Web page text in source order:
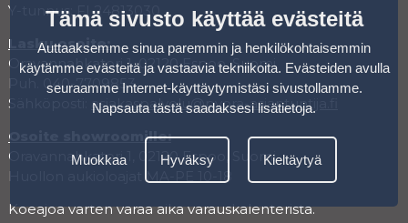
Y-tunnus: FI 24813030
Lasku osoite:
Oravannahkatori 1, 02120 Espoo, Suomi
Puh. 040-7709853
Sähköposti:
asiakaspalvelu@pyora-asiantuntija.fi
Osoite showroomille:
Oravannahkatori 1, 02120 Espoo, Suomi
Huollon aukioloajat MA-PE 10-18
Koeajoa varten varaa aika varauskalenterista.
Tämä sivusto käyttää evästeitä
Auttaaksemme sinua paremmin ja henkilökohtaisemmin
käytämme evästeitä ja vastaavia tekniikoita. Evästeiden avulla
seuraamme Internet-käyttäytymistäsi sivustollamme.
Napsauta tästä saadaksesi lisätietoja.
Muokkaa Hyväksy Kieltäytyä